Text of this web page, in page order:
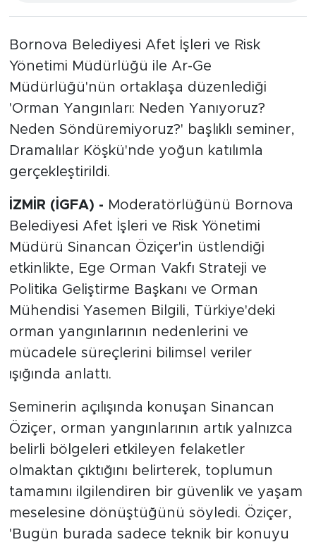
Bornova Belediyesi Afet İşleri ve Risk
Yönetimi Müdürlüğü ile Ar-Ge
Müdürlüğü'nün ortaklaşa düzenlediği
'Orman Yangınları: Neden Yanıyoruz?
Neden Söndüremiyoruz?' başlıklı seminer,
Dramalılar Köşkü'nde yoğun katılımla
gerçekleştirildi.
İZMİR (İGFA) - Moderatörlüğünü Bornova
Belediyesi Afet İşleri ve Risk Yönetimi
Müdürü Sinancan Öziçer'in üstlendiği
etkinlikte, Ege Orman Vakfı Strateji ve
Politika Geliştirme Başkanı ve Orman
Mühendisi Yasemen Bilgili, Türkiye'deki
orman yangınlarının nedenlerini ve
mücadele süreçlerini bilimsel veriler
ışığında anlattı.
Seminerin açılışında konuşan Sinancan
Öziçer, orman yangınlarının artık yalnızca
belirli bölgeleri etkileyen felaketler
olmaktan çıktığını belirterek, toplumun
tamamını ilgilendiren bir güvenlik ve yaşam
meselesine dönüştüğünü söyledi. Öziçer,
'Bugün burada sadece teknik bir konuyu